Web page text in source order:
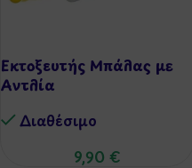
Εκτοξευτής Μπάλας με
Αντλία
Διαθέσιμo
9,90 €